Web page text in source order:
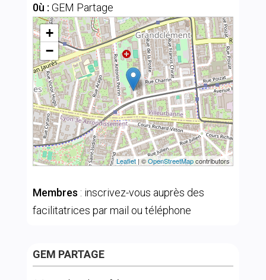
0ù : GEM Partage
+
−
Leaflet | ©OpenStreetMapcontributors
Membres : inscrivez-vous auprès des
facilitatrices par mail ou téléphone
GEM PARTAGE